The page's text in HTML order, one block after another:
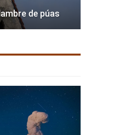
de púas